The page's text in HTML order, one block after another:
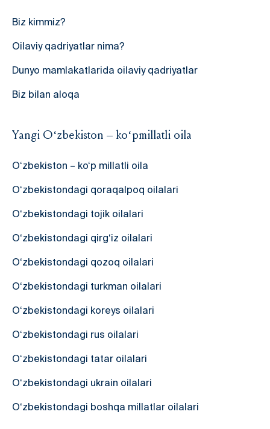
Biz kimmiz?
Oilaviy qadriyatlar nima?
Dunyo mamlakatlarida oilaviy qadriyatlar
Biz bilan aloqa
Yangi O‘zbekiston – ko‘pmillatli oila
O‘zbekiston – ko‘p millatli oila
O‘zbekistondagi qoraqalpoq oilalari
O‘zbekistondagi tojik oilalari
O‘zbekistondagi qirg‘iz oilalari
O‘zbekistondagi qozoq oilalari
O‘zbekistondagi turkman oilalari
O‘zbekistondagi koreys oilalari
O‘zbekistondagi rus oilalari
O‘zbekistondagi tatar oilalari
O‘zbekistondagi ukrain oilalari
O‘zbekistondagi boshqa millatlar oilalari